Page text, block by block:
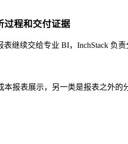
过程和交付证据
继续交给专业 BI，InchStack 负
本报表展示，另一类是报表之外